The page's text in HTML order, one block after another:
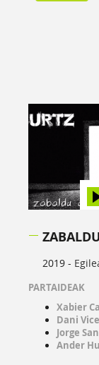
2019 -
PARTAIDEAK
Xabier
Dani
Jorge
Ander